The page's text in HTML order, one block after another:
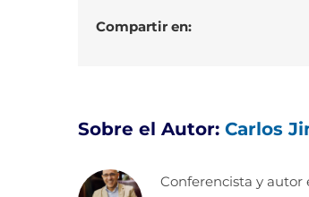
Compartir en:
Sobre el Autor: Carlos
Conferencista y autor